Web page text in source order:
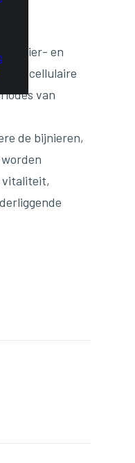
klier- en
en cellulaire
van
de bijnieren,
vitaliteit,